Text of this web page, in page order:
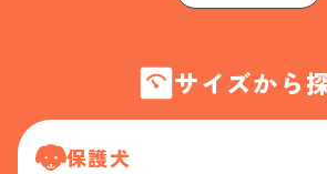
サイズから
保護犬